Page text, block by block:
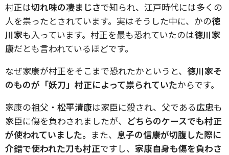
村正は切れ味の凄まじさで知られ、江戸時代には多くの
人を祟ったとされています。実はそうした中に、かの徳
川家も入っています。村正を最も恐れていたのは徳川家
康だとも言われているほどです。
なぜ家康が村正をそこまで恐れたかというと、 徳川家そ
のものが「妖刀」村正によって祟られていたからです。
家康の祖父・ 松平清康は家臣に殺され、父である広忠も
家臣に傷を負わされましたが、 どちらのケースでも村正
が使われていました。 また、 息子の信康が切腹した際に
介錯で使われた刀も村正ですし、 家康自身も傷を負わさ